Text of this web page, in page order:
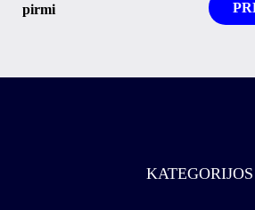
pirmi
KATEGORIJOS